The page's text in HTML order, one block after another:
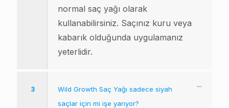
normal saç yağı olarak
kullanabilirsiniz. Saçınız kuru veya
kabarık olduğunda uygulamanız
yeterlidir.
3
Wild Growth Saç Yağı sadece siyah
saçlar için mi işe yarıyor?